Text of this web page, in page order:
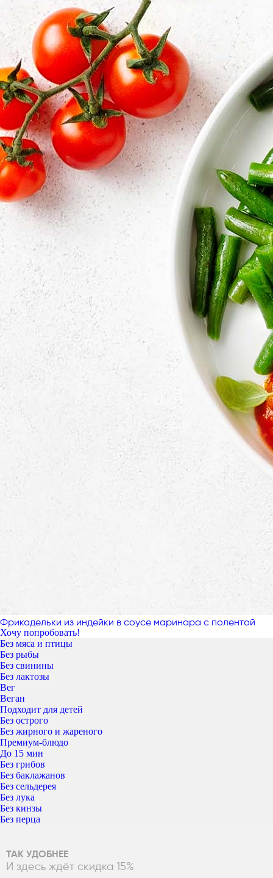
Фрикадельки из индейки в соусе маринара с полентой
Хочу попробовать!
Без мяса и птицы
Без рыбы
Без свинины
Без лактозы
Вег
Веган
Подходит для детей
Без острого
Без жирного и жареного
Премиум-блюдо
До 15 мин
Без грибов
Без баклажанов
Без сельдерея
Без лука
Без кинзы
Без перца
ТАК УДОБНЕЕ
И здесь ждёт скидка 15%